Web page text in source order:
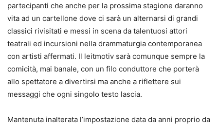
partecipanti che anche per la prossima stagione daranno
vita ad un cartellone dove ci sarà un alternarsi di grandi
classici rivisitati e messi in scena da talentuosi attori
teatrali ed incursioni nella drammaturgia contemporanea
con artisti affermati. Il leitmotiv sarà comunque sempre la
comicità, mai banale, con un filo conduttore che porterà
allo spettatore a divertirsi ma anche a riflettere sui
messaggi che ogni singolo testo lascia.
Mantenuta inalterata l’impostazione data da anni proprio da